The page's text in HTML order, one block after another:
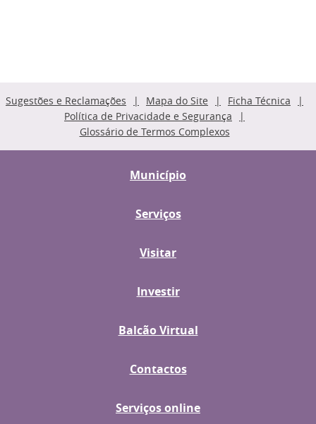
Sugestões e Reclamações Mapa do Site
Ficha Técnica
Política de Privacidade e Segurança
Glossário de Termos Complexos
Município
Serviços
Visitar
Investir
Balcão Virtual
Contactos
Serviços online